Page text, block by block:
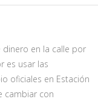
en la calle por
es usar las
oficiales en Estación
cambiar con